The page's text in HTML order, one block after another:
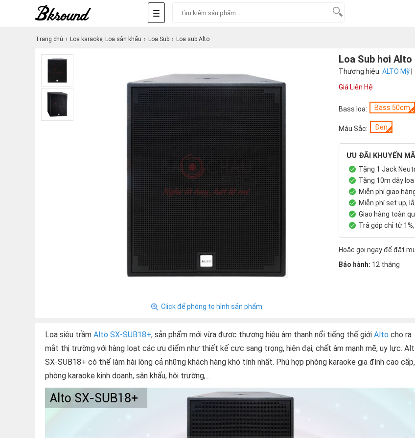
Trang chủ Loa karaoke, Loa sân khấu Loa Sub Loa sub Alto
Click để phóng to hình sản phẩm
Loa Sub hơi Alto
Thương hiệu: ALTO Mỹ
Giá Liên Hệ
Bass loa: Bass 50cm
Màu Sắc: Đen
ƯU ĐÃI KHUYẾN
Tặng 1 Jack
Tặng 10m dây
Miễn phí giao
Miễn phí set up,
Giao hàng toàn
Trả góp chỉ từ
Hoặc gọi ngay để đặt
Bảo hành: 12 tháng
Loa siêu trầm Alto SX-SUB18+, sản phẩm mới vừa được thương hiệu âm thanh nổi tiếng thế giới Alto cho ra
mắt thị trường với hàng loạt các ưu điểm như thiết kế cực sang trọng, hiện đại, chất âm mạnh mẽ, uy lực.
SX-SUB18+ có thể làm hài lòng cả những khách hàng khó tính nhất. Phù hợp phòng karaoke gia đình cao cấp,
phòng karaoke kinh doanh, sân khấu, hội trường,...